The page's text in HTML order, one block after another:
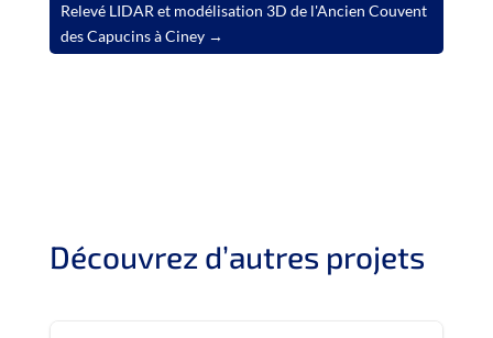
Relevé LIDAR et modélisation 3D de l'Ancien Couvent
des Capucins à Ciney→
Découvrez d’autres projets